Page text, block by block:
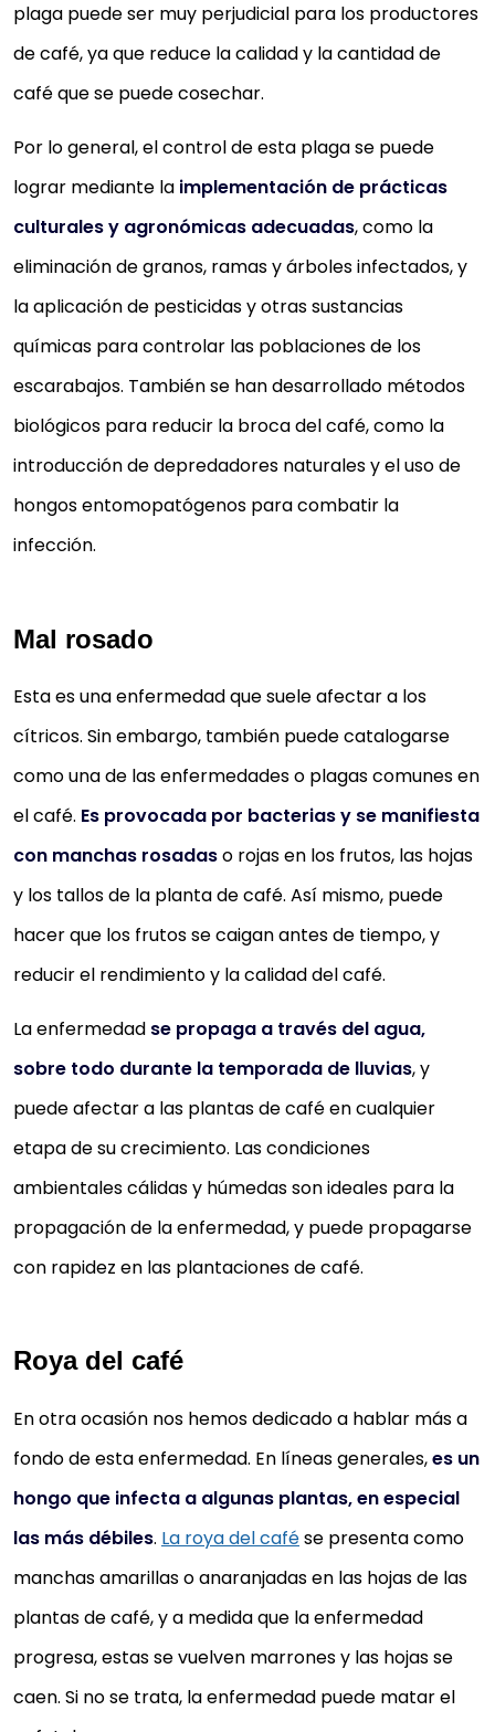
plaga puede ser muy perjudicial para los productores
de café, ya que reduce la calidad y la cantidad de
café que se puede cosechar.
Por lo general, el control de esta plaga se puede
lograr mediante la implementación de prácticas
culturales y agronómicas adecuadas, como la
eliminación de granos, ramas y árboles infectados, y
la aplicación de pesticidas y otras sustancias
químicas para controlar las poblaciones de los
escarabajos. También se han desarrollado métodos
biológicos para reducir la broca del café, como la
introducción de depredadores naturales y el uso de
hongos entomopatógenos para combatir la
infección.
Mal rosado
Esta es una enfermedad que suele afectar a los
cítricos. Sin embargo, también puede catalogarse
como una de las enfermedades o plagas comunes en
el café. Es provocada por bacterias y se manifiesta
con manchas rosadaso rojas en los frutos, las hojas
y los tallos de la planta de café. Así mismo, puede
hacer que los frutos se caigan antes de tiempo, y
reducir el rendimiento y la calidad del café.
La enfermedad se propaga a través del agua,
sobre todo durante la temporada de lluvias, y
puede afectar a las plantas de café en cualquier
etapa de su crecimiento. Las condiciones
ambientales cálidas y húmedas son ideales para la
propagación de la enfermedad, y puede propagarse
con rapidez en las plantaciones de café.
Roya del café
En otra ocasión nos hemos dedicado a hablar más a
fondo de esta enfermedad. En líneas generales,es un
hongo que infecta a algunas plantas, en especial
las más débiles. La roya del cafése presenta como
manchas amarillas o anaranjadas en las hojas de las
plantas de café, y a medida que la enfermedad
progresa, estas se vuelven marrones y las hojas se
caen. Si no se trata, la enfermedad puede matar el